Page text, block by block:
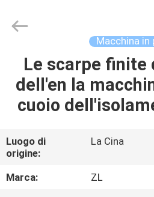
CASA
PRODOTTI
VIDEO
CIRCA
Instrument
Technology
Reserved.
Macchina in
Le scarpe finite
dell'en la
cuoio
Luogo di
origine:
La Cina
Marca:
ZL